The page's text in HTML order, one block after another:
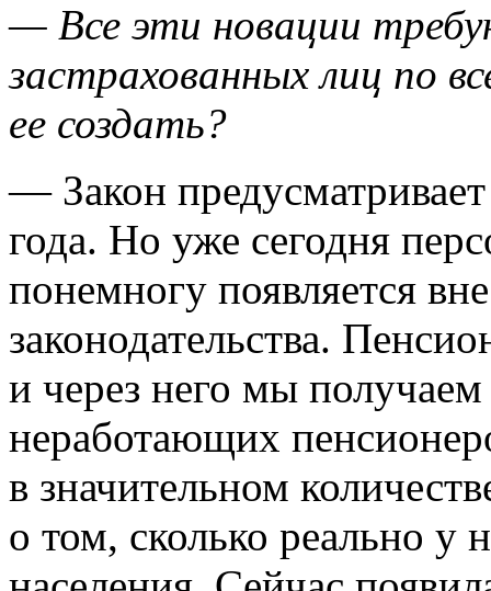
— Все эти новации
застрахованных лиц по
ее создать?
— Закон
года. Но уже сегодня
понемногу появляется
законодательства.
и через него мы
неработающих
в значительном
о том, сколько реально у